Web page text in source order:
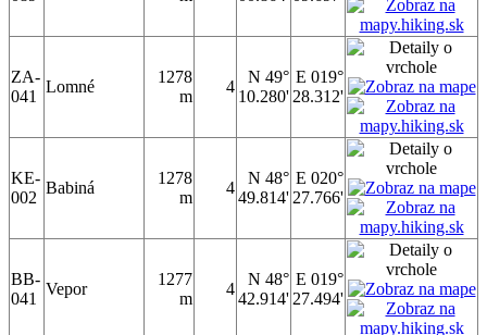
ZA-
041
Lomné
1278
m
4
N 49°
10.280'
E 019°
28.312'
KE-
002
Babiná
1278
m
4
N 48°
49.814'
E 020°
27.766'
BB-
041
Vepor
1277
m
4
N 48°
42.914'
E 019°
27.494'